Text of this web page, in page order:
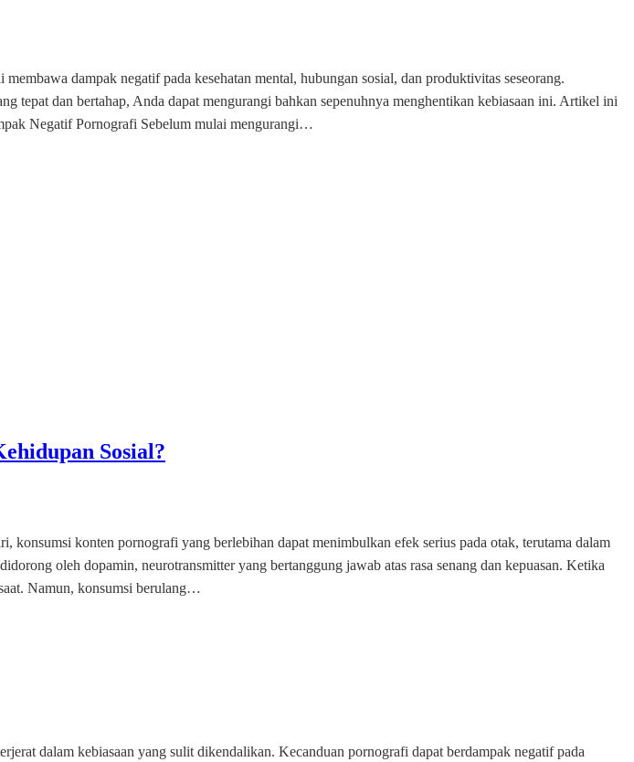
dampak negatif pada kesehatan mental, hubungan sosial, dan produktivitas seseorang.
tepat dan bertahap, Anda dapat mengurangi bahkan sepenuhnya menghentikan kebiasaan ini. Artikel ini
Negatif Pornografi Sebelum mulai mengurangi…
Sosial?
konsumsi konten pornografi yang berlebihan dapat menimbulkan efek serius pada otak, terutama dalam
oleh dopamin, neurotransmitter yang bertanggung jawab atas rasa senang dan kepuasan. Ketika
Namun, konsumsi berulang…
dalam kebiasaan yang sulit dikendalikan. Kecanduan pornografi dapat berdampak negatif pada